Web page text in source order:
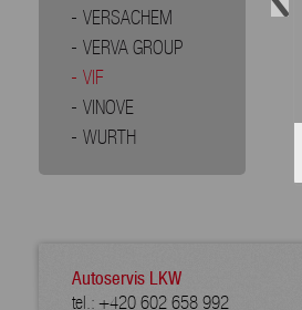
VERSACHEM
VERVA GROUP
VIF
VINOVE
WURTH
Autoservis LKW
tel.: +420 602 658 992